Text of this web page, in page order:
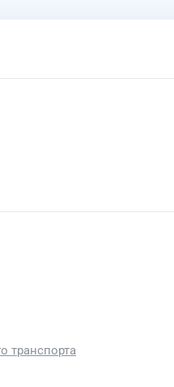
транспорта